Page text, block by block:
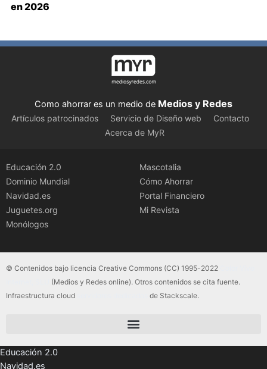
en 2026
Como ahorrar es un medio de Medios y Redes
Artículos patrocinados Servicio de Diseño web
Contacto
Acerca de MyR
Educación 2.0
Dominio Mundial
Navidad.es
Juguetes.org
Monólogos
Mascotalia
Cómo Ahorrar
Portal Financiero
Mi Revista
© Contenidos bajo licencia Creative Commons (CC) 1995-2022
(Medios y Redes online). Otros contenidos se cita fuente.
Infraestructura cloud
de Stackscale.
Educación 2.0
Navidad.es